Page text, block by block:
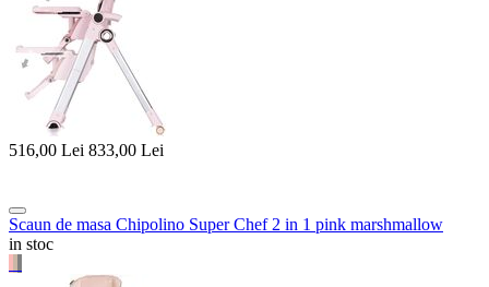
516,00 Lei 833,00 Lei
Scaun de masa Chipolino Super Chef 2 in 1 pink marshmallow
in stoc